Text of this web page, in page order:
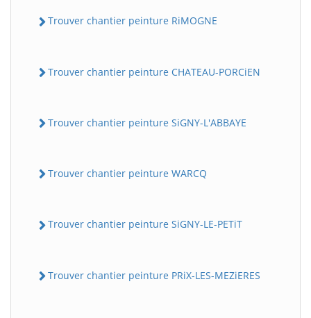
Trouver chantier peinture RiMOGNE
Trouver chantier peinture CHATEAU-PORCiEN
Trouver chantier peinture SiGNY-L'ABBAYE
Trouver chantier peinture WARCQ
Trouver chantier peinture SiGNY-LE-PETiT
Trouver chantier peinture PRiX-LES-MEZiERES